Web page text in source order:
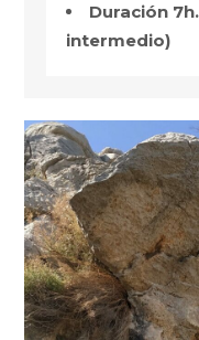
Duración
intermedio)